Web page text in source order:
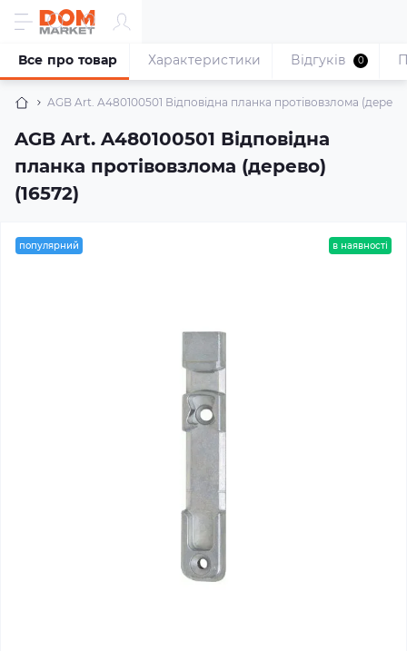
AGB Art. A480100501 Відповідна планка протівовзлома
AGB Art. A480100501 Відповідна
планка протівовзлома (дерево)
(16572)
Все про товар Характеристики Відгуків 0
популярний в наявності